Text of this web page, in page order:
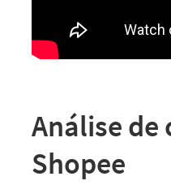
Análise de
Shopee